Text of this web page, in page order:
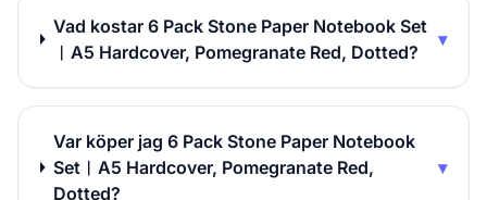
Vad kostar 6 Pack Stone Paper Notebook Set
︱A5 Hardcover, Pomegranate Red, Dotted?
▾
Var köper jag 6 Pack Stone Paper Notebook
Set︱A5 Hardcover, Pomegranate Red,
Dotted?
▾